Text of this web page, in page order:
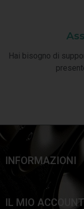
Hai bisogno di
INFORMAZIONI
IL MIO ACCOUNT